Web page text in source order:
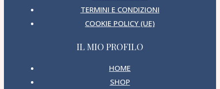
TERMINI E CONDIZIONI
COOKIE POLICY (UE)
IL MIO PROFILO
HOME
SHOP